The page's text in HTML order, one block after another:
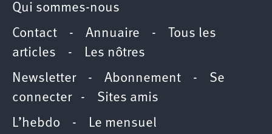
Qui sommes-nous
Contact - Annuaire - Tous les
articles -
Les nôtres
Newsletter- Abonnement - Se
connecter- Sites amis
L’hebdo -
Le mensuel